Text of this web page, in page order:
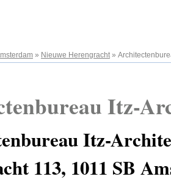
» Nieuwe Herengracht»
Itz-
Itz-
113, 1011 SB